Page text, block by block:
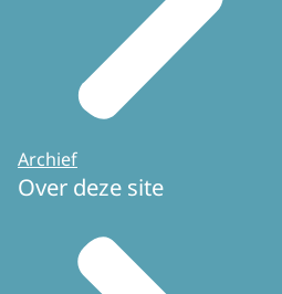
Archief
Over deze site